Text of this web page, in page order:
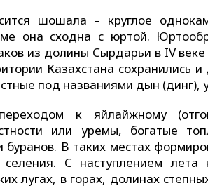
шошала – круглое
она сходна с юртой.
из долины Сырдарьи в IV веке
Казахстана сохранились и
под названиями дын (динг),
к яйлайжному
или уремы, богатые
В таких местах
С наступлением лета
лугах, в горах, долинах